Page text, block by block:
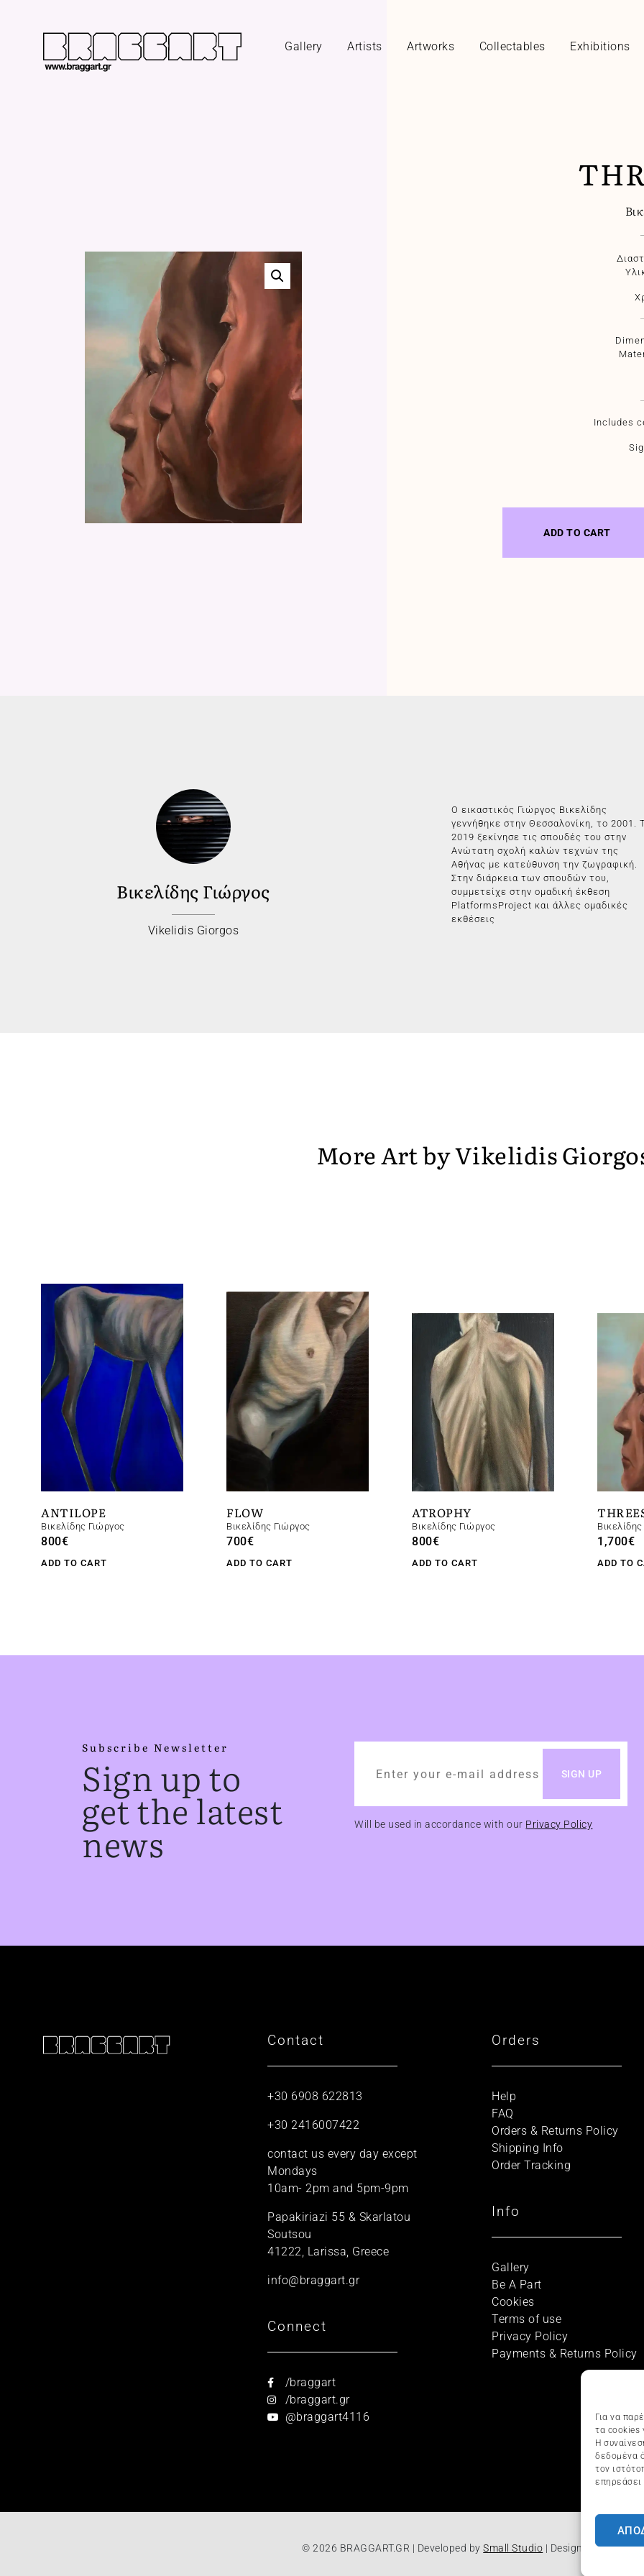
Για να
τα cookies
Η
δεδομένα
τον
επηρεάσει
Gallery Artists Artworks Collectables Exhibitions
Includes
ADD TO CART
Βικελίδης Γιώργος
Vikelidis Giorgos
Ο εικαστικός Γιώργος Βικελίδης
γεννήθηκε στην Θεσσαλονίκη, το 2001.
2019 ξεκίνησε τις σπουδές του στην
Ανώτατη σχολή καλών τεχνών της
Αθήνας με κατεύθυνση την ζωγραφική.
Στην διάρκεια των σπουδών του,
συμμετείχε στην ομαδική έκθεση
PlatformsProject και άλλες ομαδικές
εκθέσεις
More Art byVikelidis
ANTILOPE
Βικελίδης Γιώργος
800€
ADD TO CART
FLOW
Βικελίδης Γιώργος
700€
ADD TO CART
ATROPHY
Βικελίδης Γιώργος
800€
ADD TO CART
1,700€
ADD TO
Subscribe Newsletter
Sign up to
get the latest
news Will be used in accordance with our Privacy Policy
Contact
+30 6908 622813
+30 2416007422
contact us every day except
Mondays
10am- 2pm and 5pm-9pm
Papakiriazi 55 & Skarlatou
Soutsou
41222, Larissa, Greece
info@braggart.gr
Connect
/braggart
/braggart.gr
@braggart4116
Orders
Help
FAQ
Orders & Returns Policy
Shipping Info
Order Tracking
Info
Gallery
Be A Part
Cookies
Terms of use
Privacy Policy
Payments & Returns Policy
© 2026 BRAGGART.GR | Developed bySmall Studio Designed byODD